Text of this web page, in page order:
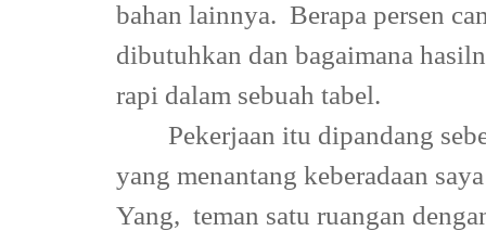
bahan lainnya. Berapa persen
dibutuhkan dan bagaimana
rapi dalam sebuah tabel.
Pekerjaan itu dipandang
yang menantang keberadaan
Yang, teman satu ruangan